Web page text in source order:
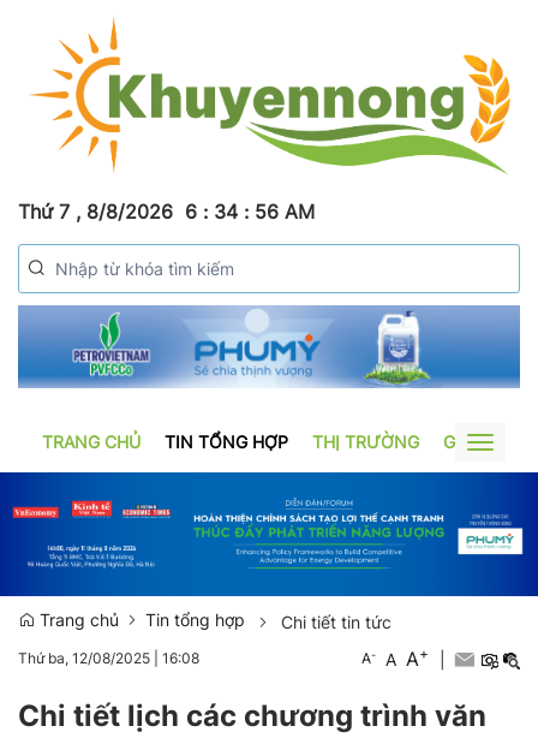
Thứ 7 , 8/8/2026 6 : 34 : 57AM
TRANG CHỦ TIN TỔNG HỢP THỊ TRƯỜNG GƯƠNG
Toggle
Trang chủ Tin tổng hợp Chi tiết tin tức
Thứ ba, 12/08/2025 16:08 A- A A+
Chi tiết lịch các chương trình văn